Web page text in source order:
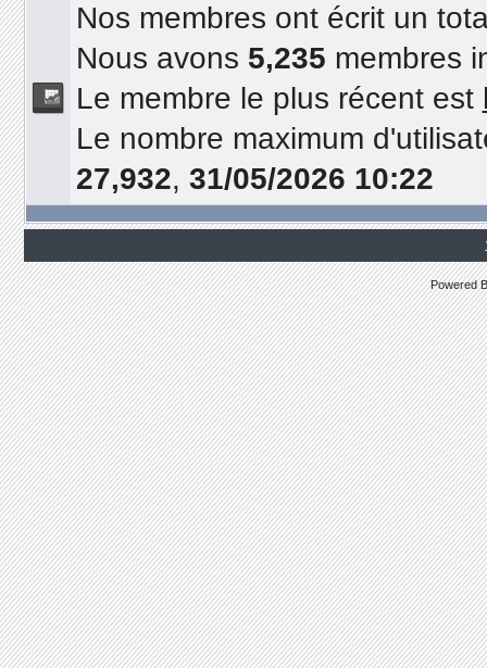
Nos membres ont écrit un
Nous avons 5,235 membres
Le membre le plus récent est
Le nombre maximum
27,932, 31/05/2026 10:22
Powered